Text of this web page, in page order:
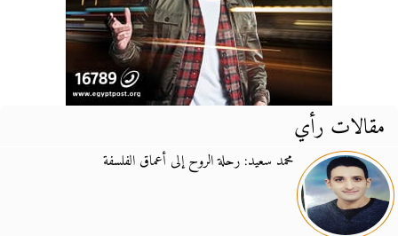
مقالات رأي
محمد سعيد: رحلة الروح إلى أعماق الفلسفة